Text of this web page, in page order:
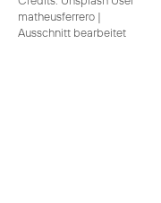
matheusferrero |
Ausschnitt bearbeitet